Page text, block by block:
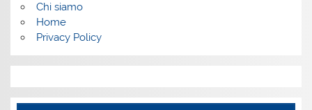
Chi siamo
Home
Privacy Policy